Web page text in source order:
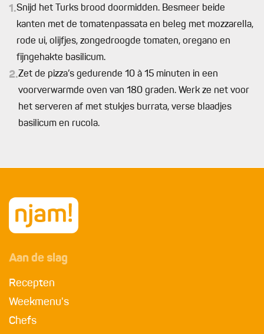
1.Snijd het Turks brood doormidden. Besmeer beide
kanten met de tomatenpassata en beleg met mozzarella,
rode ui, olijfjes, zongedroogde tomaten, oregano en
fijngehakte basilicum.
2.Zet de pizza’s gedurende 10 à 15 minuten in een
voorverwarmde oven van 180 graden. Werk ze net voor
het serveren af met stukjes burrata, verse blaadjes
basilicum en rucola.
Aan de slag
Recepten
Weekmenu's
Chefs